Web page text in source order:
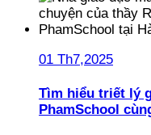
01 Th7,2025
Tìm hiểu triết lý
PhamSchool